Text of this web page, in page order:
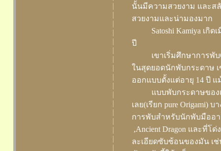
|
|
|
|
|
|
|
|
|
|
|
|
|
|
|
|
|
นั้นมีความสวยงาม และ
สวยงามและน่ามองมาก
Satoshi Kamiya เ
ปี
เขาเริ่มศึกษาการพั
ในสุดยอดนักพับกระดาษ
ออกแบบตั้งแต่อายุ 14 ปี
แบบพับกระดาษของ
เลย(เรียก pure Origami)
การพับสำหรับนักพับมืออาชี
,Ancient Dragon และที่โ
ละเอียดซับซ้อนของมัน เช่